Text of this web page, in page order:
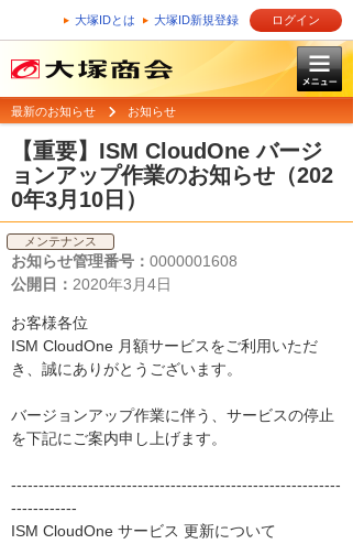
大塚IDとは 大塚ID新規登録 ログイン
最新のお知らせ お知らせ
【重要】ISM CloudOne バージ
ョンアップ作業のお知らせ（202
0年3月10日）
メンテナンス
お知らせ管理番号： 0000001608
公開日： 2020年3月4日
お客様各位
ISM CloudOne 月額サービスをご利用いただ
き、誠にありがとうございます。
バージョンアップ作業に伴う、サービスの停止
を下記にご案内申し上げます。
------------------------------------------------------------
------------
ISM CloudOne サービス 更新について